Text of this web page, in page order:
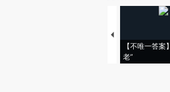
【不唯一答案
老”